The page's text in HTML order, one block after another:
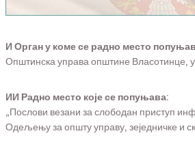
И Орган у коме се радно место
Општинска управа општине Власотинце,
ИИ Радно место које се попуњава:
„Послови везани за слободан приступ
Одељењу за општу управу, зеједничке и